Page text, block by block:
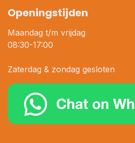
Openingstijden
Maandag t/m vrijdag
08:30-17:00
Zaterdag & zondag gesloten